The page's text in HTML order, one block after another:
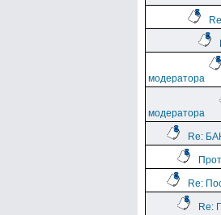
модератора
модератора
Re:
Re:
Re: